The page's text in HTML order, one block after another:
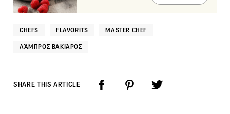
CHEFS FLAVORITS MASTER CHEF
ΛΆΜΠΡΟΣ ΒΑΚΙΆΡΟΣ
SHARE THIS ARTICLE